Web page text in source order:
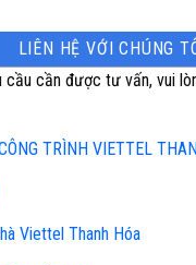
LIÊN HỆ VỚI CHÚNG
cầu cần được tư vấn, vui
TRÌNH VIETTEL
Viettel Thanh Hóa